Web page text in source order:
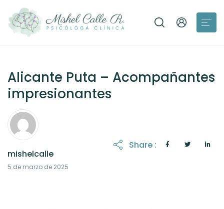
Alicante Puta – Acompañantes
impresionantes
mishelcalle
5 de marzo de 2025
Share :